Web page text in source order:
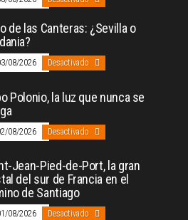
de las Canteras: ¿Sevilla o
08/2026 Desactivado
Polonio, la luz que nunca se
08/2026 Desactivado
Jean-Pied-de-Port, la gran
del sur de Francia en el
de Santiago
08/2026 Desactivado